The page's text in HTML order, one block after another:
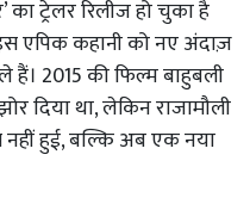
का ट्रेलर रिलीज हो चुका है
एपिक कहानी को नए अंदाज़
2015 की फिल्म बाहुबली
दिया था, लेकिन राजामौली
हुई, बल्कि अब एक नया